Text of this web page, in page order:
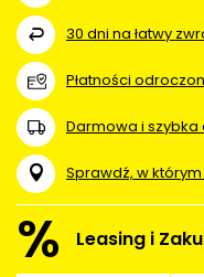
30 dni na łatwy
Płatności
Darmowa i
Sprawdź, w
% Leasing i